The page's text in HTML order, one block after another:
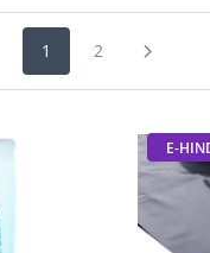
1 2
E-